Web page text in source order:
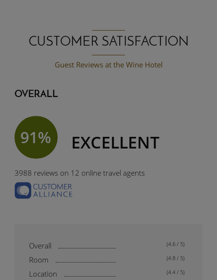
CUSTOMER SATISFACTION
Guest Reviews at the Wine Hotel
OVERALL
91% EXCELLENT
3988 reviews on 12 online travel agents
Overall (4.6 / 5)
Room (4.8 / 5)
Location (4.4 / 5)